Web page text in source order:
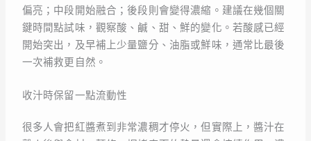
偏亮；中段開始融合；後段則會變得濃縮。建議在幾個關
鍵時間點試味，觀察酸、鹹、甜、鮮的變化。若酸感已經
開始突出，及早補上少量鹽分、油脂或鮮味，通常比最後
一次補救更自然。
收汁時保留一點流動性
很多人會把紅醬煮到非常濃稠才停火，但實際上，醬汁在